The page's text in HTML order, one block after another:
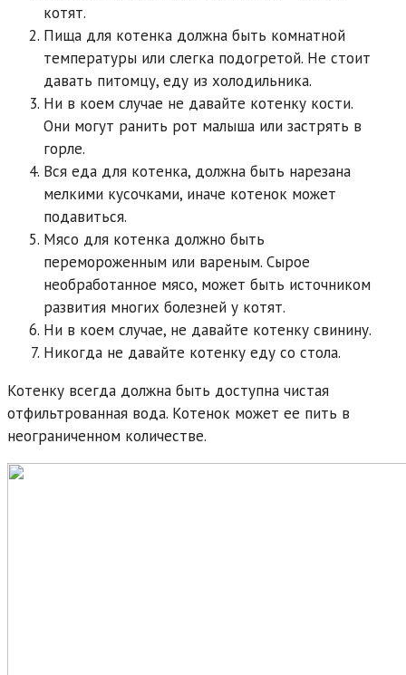
котят.
Пища для котенка должна быть комнатной
температуры или слегка подогретой. Не стоит
давать питомцу, еду из холодильника.
Ни в коем случае не давайте котенку кости.
Они могут ранить рот малыша или застрять в
горле.
Вся еда для котенка, должна быть нарезана
мелкими кусочками, иначе котенок может
подавиться.
Мясо для котенка должно быть
перемороженным или вареным. Сырое
необработанное мясо, может быть источником
развития многих болезней у котят.
Ни в коем случае, не давайте котенку свинину.
Никогда не давайте котенку еду со стола.
Котенку всегда должна быть доступна чистая
отфильтрованная вода. Котенок может ее пить в
неограниченном количестве.